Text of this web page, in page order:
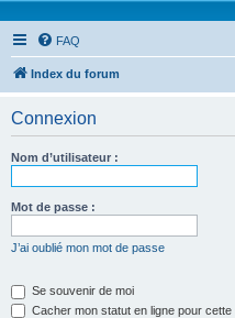
FAQ
Index du forum
Connexion
Nom d’utilisateur :
Mot de passe :
J’ai oublié mon mot de passe
Se souvenir de moi
Cacher mon statut en ligne pour